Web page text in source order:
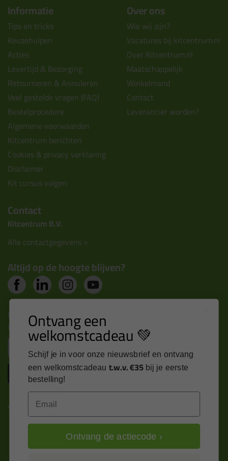
Informatie
Tips en tricks
Keuzehulpen
Acties
Levertijd & Bezorging
Retourneren & Annuleren
Veel gestelde vragen (FAQ)
Bestelprocedure
Algemene voorwaarden
Kitcentrum berichten
Cookies & privacy verklaring
Disclaimer
Kit cursus volgen
Over ons
Wie wij zijn?
Vacatures bij kitcentrum.nl
Over Kitcentrum.nl
Maatschappelijk
Winkelmand
Contact
Leverancier worden?
Contact
Kitcentrum B.V.
Alle contactgegevens >
Altijd op de hoogte blijven?
Nieuws, tips en exclusieve deals rechtstreeks in je
inbox
Inschrijven
Kitcentrum is trots op:
Ontvang een
welkomstcadeau 💚
Schijf je in voor onze nieuwsbrief en ontvang
een welkomstcadeau t.w.v. €35 bij je eerste
bestelling!
Email
Ontvang de actiecode ›